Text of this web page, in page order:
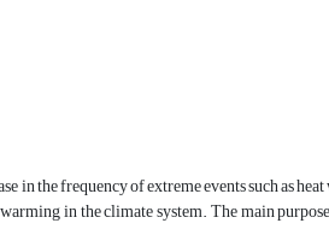
the frequency of extreme events such as
in the climate system. The main